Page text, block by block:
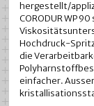
hergestellt/
CORODUR WP
Hochdruck-
die
einfacher.